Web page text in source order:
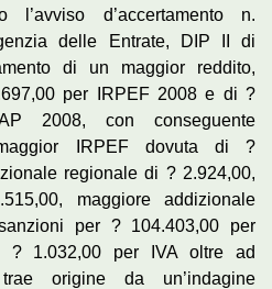
l’avviso d’accertamento n.
delle Entrate, DIP II di
di un maggior reddito,
per IRPEF 2008 e di ?
2008, con conseguente
IRPEF dovuta di ?
regionale di ? 2.924,00,
maggiore addizionale
per ? 104.403,00 per
? 1.032,00 per IVA oltre ad
origine da un’indagine